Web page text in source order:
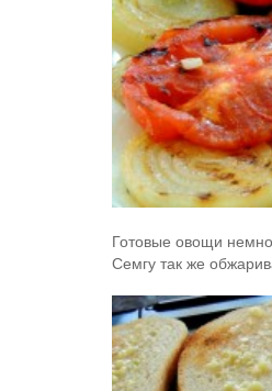
Готовые овощи
Семгу так же